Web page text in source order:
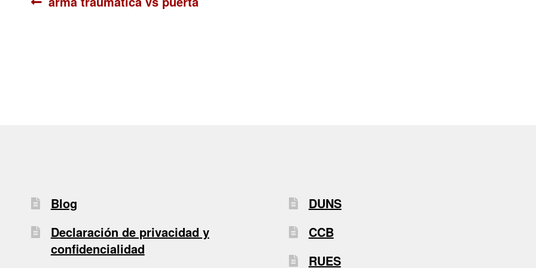
Blog
Declaración de privacidad y
confidencialidad
DUNS
CCB
RUES